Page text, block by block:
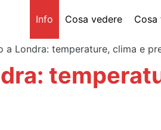
Info Cosa vedere Cosa
a Londra: temperature, clima e